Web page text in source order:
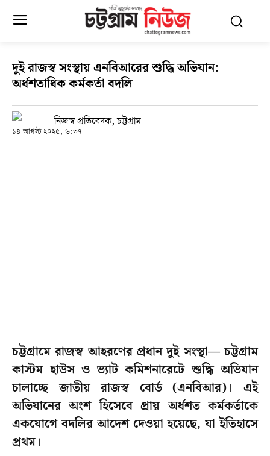
দুই রাজস্ব সংস্থায় এনবিআরের শুদ্ধি অভিযান:
অর্ধশতাধিক কর্মকর্তা বদলি
নিজস্ব প্রতিবেদক, চট্টগ্রাম
১৪ আগস্ট ২০২৫, ৬:৩৭
চট্টগ্রামে রাজস্ব আহরণের প্রধান দুই সংস্থা— চট্টগ্রাম
কাস্টম হাউস ও ভ্যাট কমিশনারেটে শুদ্ধি অভিযান
চালাচ্ছে জাতীয় রাজস্ব বোর্ড (এনবিআর)। এই
অভিযানের অংশ হিসেবে প্রায় অর্ধশত কর্মকর্তাকে
একযোগে বদলির আদেশ দেওয়া হয়েছে, যা ইতিহাসে
প্রথম।